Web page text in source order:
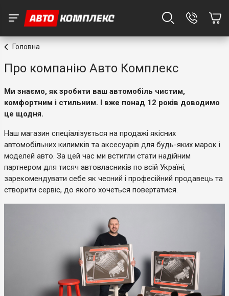
Головна
Про компанію Авто Комплекс
Ми знаємо, як зробити ваш автомобіль чистим,
комфортним і стильним. І вже понад 12 років доводимо
це щодня.
Наш магазин спеціалізується на продажі якісних
автомобільних килимків та аксесуарів для будь-яких марок і
моделей авто. За цей час ми встигли стати надійним
партнером для тисяч автовласників по всій Україні,
зарекомендувати себе як чесний і професійний продавець та
створити сервіс, до якого хочеться повертатися.